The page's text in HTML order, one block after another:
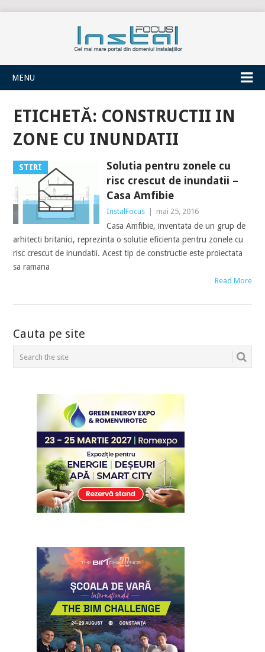
INSTALFOCUS
MENU
ETICHETĂ: CONSTRUCTII IN
ZONE CU INUNDATII
STIRI
Solutia pentru zonele cu
risc crescut de inundatii –
Casa Amfibie
InstalFocus mai 25, 2016
Casa Amfibie, inventata de un grup de
arhitecti britanici, reprezinta o solutie eficienta pentru zonele cu
risc crescut de inundatii. Acest tip de constructie este proiectata
sa ramana
Read More
POSTS
NAVIGATION
Cauta pe site